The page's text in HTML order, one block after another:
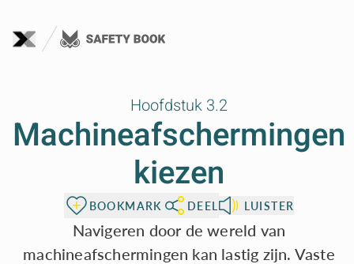
Hoofdstuk 3.2
Machineafschermingen
kiezen
BOOKMARK DEEL LUISTER
Navigeren door de wereld van
machineafschermingen kan lastig zijn. Vaste